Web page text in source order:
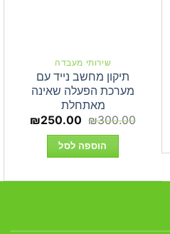
⁦₪459.00⁩
שירותי מעבדה
תיקון מחשב נייד עם
מערכת הפעלה שאינה
מאתחלת
₪300.00 המחיר
היה:
₪300.00.
₪250.00
הוספה לסל